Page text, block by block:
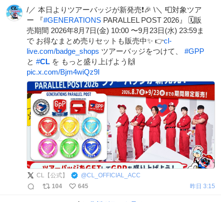
ド
を
消
/／ 本日よりツアーバッジが新発売❗🎉 \＼ 📮対象ツア
ー 『#GENERATIONS PARALLEL POST 2026』 🗓️販
売期間 2026年8月7日(金) 10:00 〜9月23日(水) 23:59ま
で お得なまとめ売りセットも販売中✨ 👉cl-
live.com/badge_shops ツアーバッジをつけて、 #GPP
と #CL を もっと盛り上げよう🙌
pic.x.com/Bjm4wiQz9I
CL【公式】 @CL_OFFICIAL_ACC
104
645 昨日 3:15